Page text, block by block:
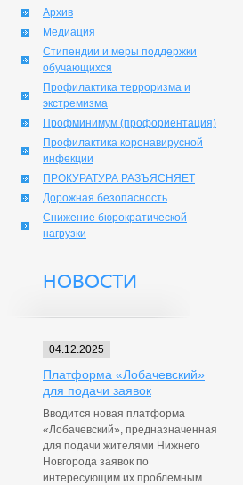
Архив
Медиация
Стипендии и меры поддержки
обучающихся
Профилактика терроризма и
экстремизма
Профминимум (профориентация)
Профилактика коронавирусной
инфекции
ПРОКУРАТУРА РАЗЪЯСНЯЕТ
Дорожная безопасность
Снижение бюрократической
нагрузки
НОВОСТИ
04.12.2025
Платформа «Лобачевский»
для подачи заявок
Вводится новая платформа
«Лобачевский», предназначенная
для подачи жителями Нижнего
Новгорода заявок по
интересующим их проблемным